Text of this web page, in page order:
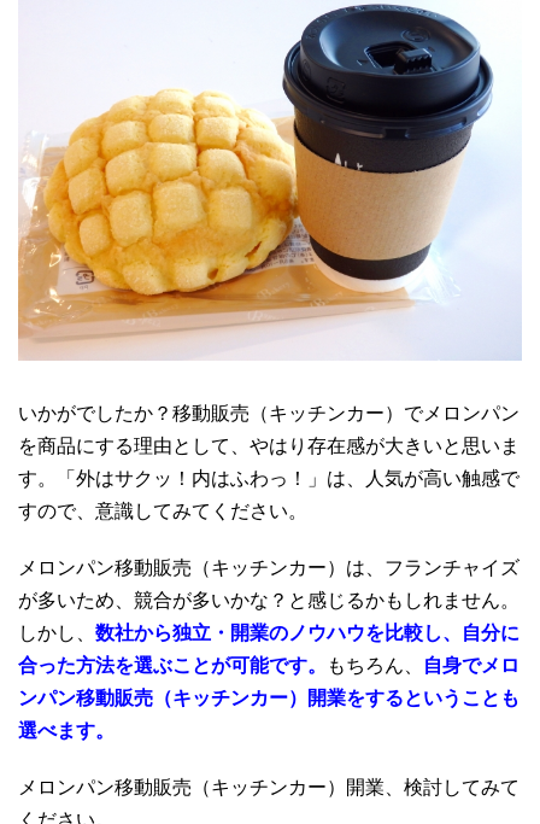
いかがでしたか？移動販売（キッチンカー）でメロンパン
を商品にする理由として、やはり存在感が大きいと思いま
す。「外はサクッ！内はふわっ！」は、人気が高い触感で
すので、意識してみてください。
メロンパン移動販売（キッチンカー）は、フランチャイズ
が多いため、競合が多いかな？と感じるかもしれません。
しかし、 数社から独立・開業のノウハウを比較し、自分に
合った方法を選ぶことが可能です。
もちろん、
自身でメロ
ンパン移動販売（キッチンカー）開業をするということも
選べます。
メロンパン移動販売（キッチンカー）開業、検討してみて
ください。